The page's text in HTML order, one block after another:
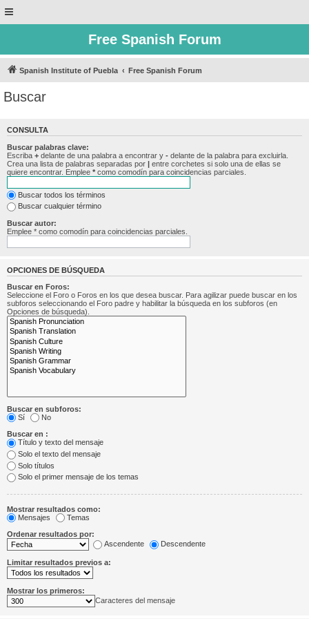
Free Spanish Forum
Spanish Institute of Puebla Free Spanish Forum
Buscar
CONSULTA
Buscar palabras clave:
Escriba + delante de una palabra a encontrar y - delante de la palabra para excluirla.
Crea una lista de palabras separadas por | entre corchetes si solo una de ellas se
quiere encontrar. Emplee * como comodín para coincidencias parciales.
Buscar todos los términos
Buscar cualquier término
Buscar autor:
Emplee * como comodín para coincidencias parciales.
OPCIONES DE BÚSQUEDA
Buscar en Foros:
Seleccione el Foro o Foros en los que desea buscar. Para agilizar puede buscar en los
subforos seleccionando el Foro padre y habilitar la búsqueda en los subforos (en
Opciones de búsqueda).
Buscar en subforos:
Sí
No
Buscar en :
Título y texto del mensaje
Solo el texto del mensaje
Solo títulos
Solo el primer mensaje de los temas
Mostrar resultados como:
Mensajes
Temas
Ordenar resultados por:
Ascendente
Descendente
Limitar resultados previos a:
Mostrar los primeros:
Caracteres del mensaje